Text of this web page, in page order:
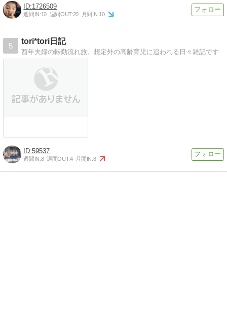
1726509
週間IN:10 週間OUT:20 月間IN:10
5
tori*tori日記
酉年夫婦の転勤流れ旅。想定外の高齢育児に追われる日々雑記です
59537
週間IN:8 週間OUT:4 月間IN:8